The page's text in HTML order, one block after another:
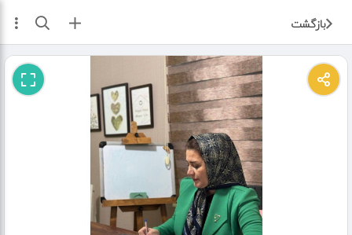
بازگشت ثبت آگهی